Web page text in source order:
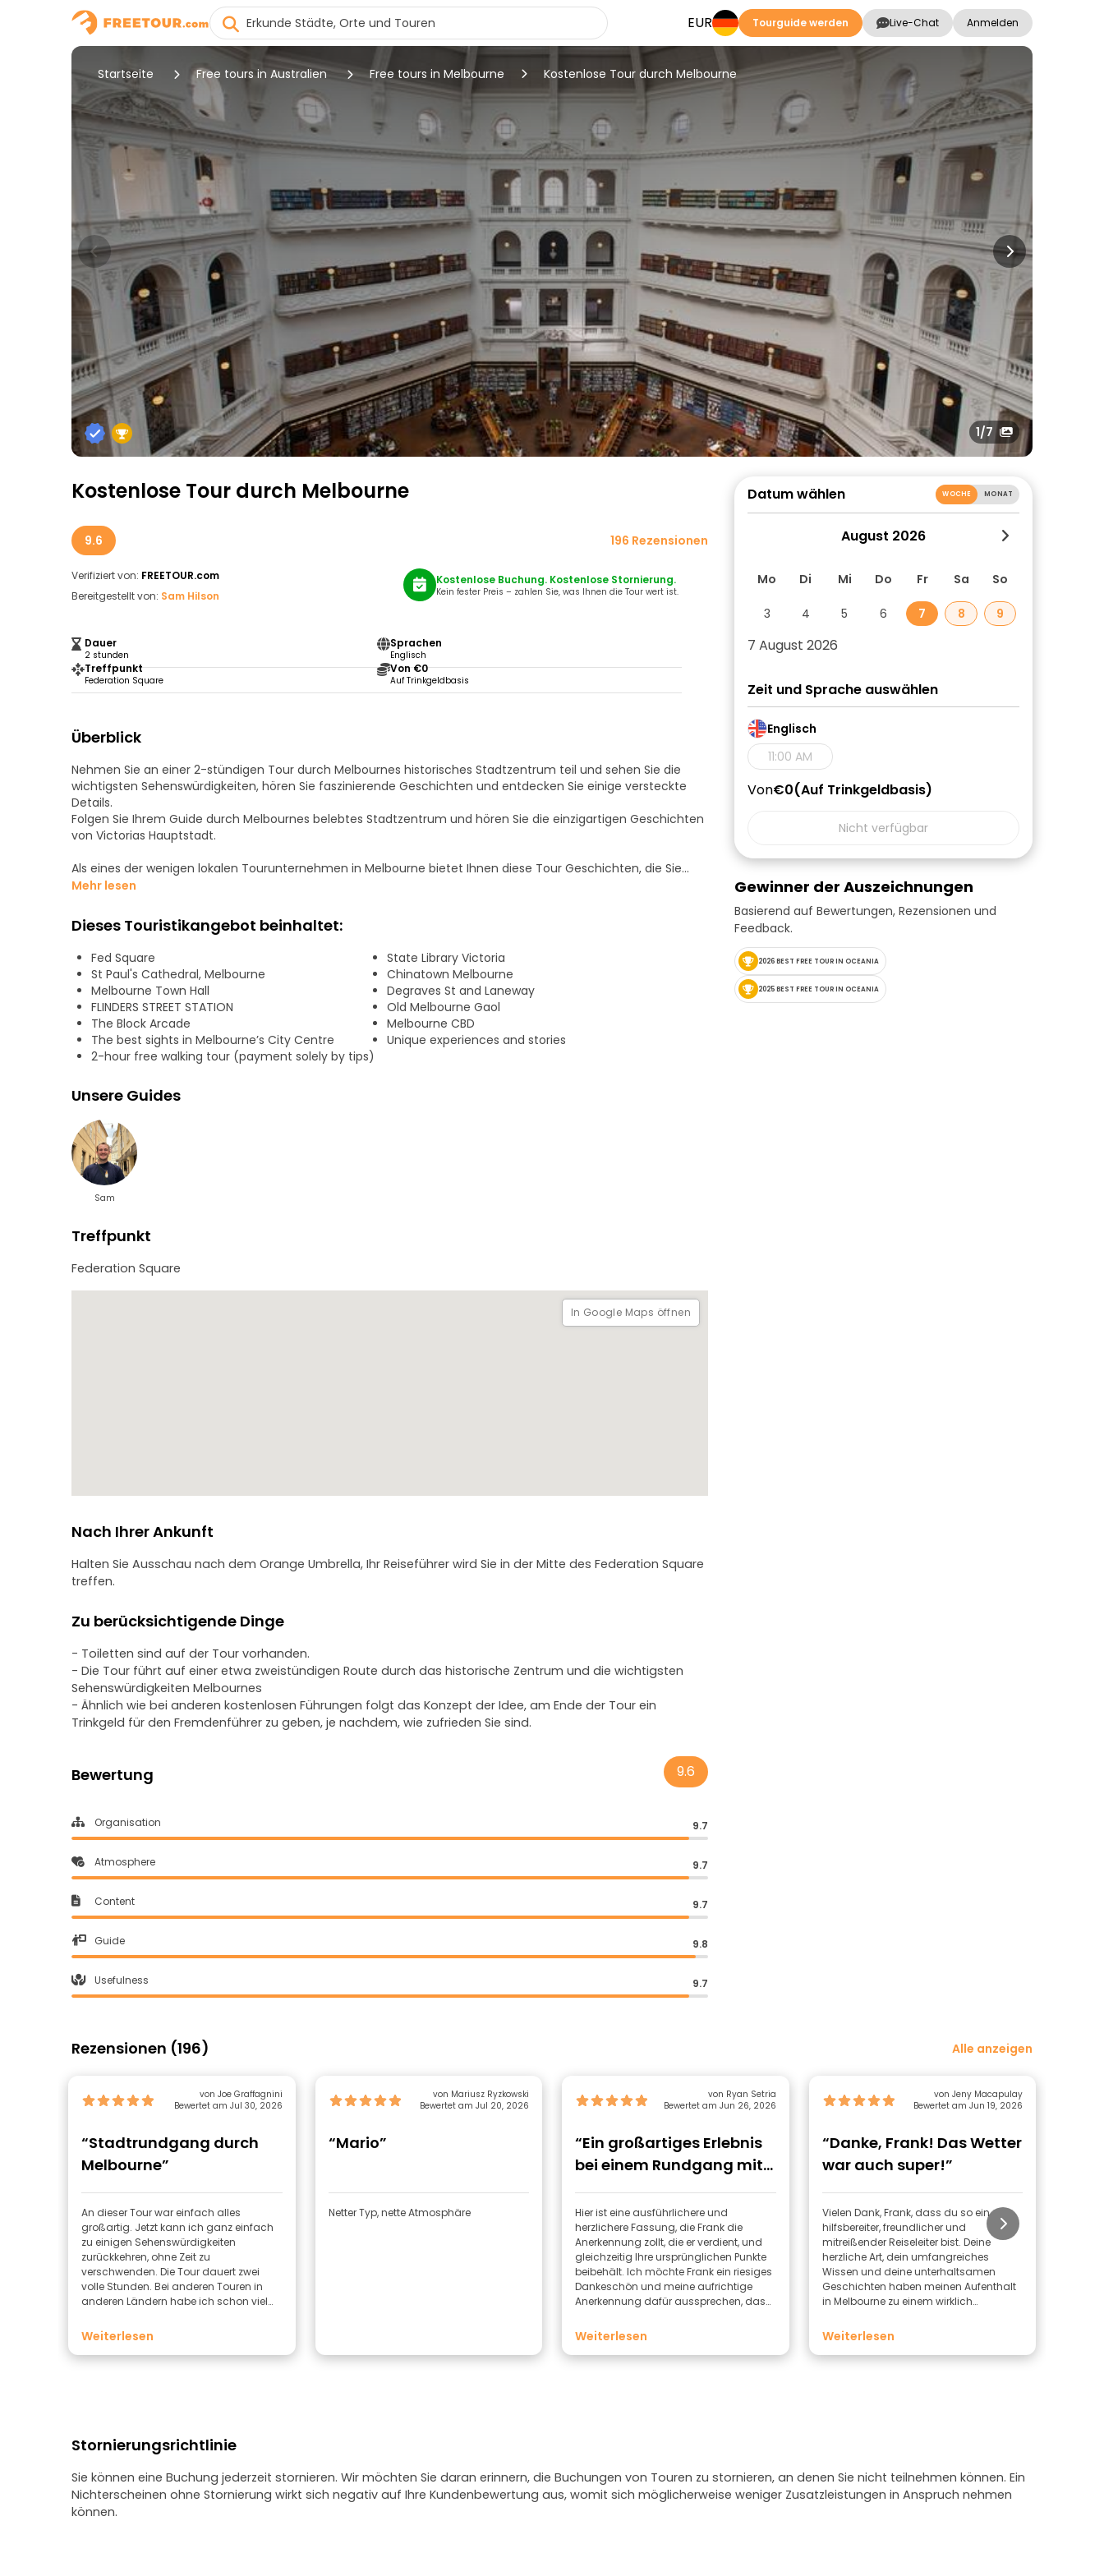
EUR Tourguide werden Live-Chat Anmelden
Startseite Free tours in Australien Free tours in Melbourne Kostenlose Tour durch Melbourne
1/7
Kostenlose Tour durch Melbourne
9.6 196 Rezensionen
Verifiziert von: FREETOUR.com
Bereitgestellt von: Sam Hilson
Dauer
2 stunden
Sprachen
Englisch
Treffpunkt
Federation Square
Von €0
Auf Trinkgeldbasis
Kostenlose Buchung. Kostenlose Stornierung.
Kein fester Preis – zahlen Sie, was Ihnen die Tour wert ist.
Überblick
Nehmen Sie an einer 2-stündigen Tour durch Melbournes historisches Stadtzentrum teil und sehen Sie die
wichtigsten Sehenswürdigkeiten, hören Sie faszinierende Geschichten und entdecken Sie einige versteckte
Details.
Folgen Sie Ihrem Guide durch Melbournes belebtes Stadtzentrum und hören Sie die einzigartigen Geschichten
von Victorias Hauptstadt.
Als eines der wenigen lokalen Tourunternehmen in Melbourne bietet Ihnen diese Tour Geschichten, die Sie
sonst nirgendwo hören können, und ein aufschlussreiches Erlebnis. Wir können Ihnen versprechen, dass Sie viel
Bitte beachten Sie: Die "Free Walking Tour" funktioniert nach einem Modell, bei dem Sie, je nach Ihrer
Zufriedenheit, unseren Führern am Ende der Tour ein Trinkgeld geben können. Dies ist oft die einzige
Einnahmequelle unserer Fremdenführer, die ansonsten nicht von der Stadt oder der Regierung bezahlt
werden.
Mehr lesen
Dieses Touristikangebot beinhaltet:
Fed Square
State Library Victoria
St Paul's Cathedral, Melbourne
Chinatown Melbourne
Melbourne Town Hall
Degraves St and Laneway
FLINDERS STREET STATION
Old Melbourne Gaol
The Block Arcade
Melbourne CBD
The best sights in Melbourne’s City Centre
Unique experiences and stories
2-hour free walking tour (payment solely by tips)
Unsere Guides
Sam
Treffpunkt
Federation Square
In Google Maps öffnen
Nach Ihrer Ankunft
Halten Sie Ausschau nach dem Orange Umbrella, Ihr Reiseführer wird Sie in der Mitte des Federation Square
treffen.
Zu berücksichtigende Dinge
- Toiletten sind auf der Tour vorhanden.
- Die Tour führt auf einer etwa zweistündigen Route durch das historische Zentrum und die wichtigsten
Sehenswürdigkeiten Melbournes
- Ähnlich wie bei anderen kostenlosen Führungen folgt das Konzept der Idee, am Ende der Tour ein
Trinkgeld für den Fremdenführer zu geben, je nachdem, wie zufrieden Sie sind.
Bewertung 9.6
Organisation 9.7
Atmosphere 9.7
Content 9.7
Guide 9.8
Usefulness 9.7
Rezensionen (196) Alle anzeigen
von Joe Graffagnini
Bewertet am Jul 30, 2026
“Stadtrundgang durch
Melbourne”
An dieser Tour war einfach alles
großartig. Jetzt kann ich ganz einfach
zu einigen Sehenswürdigkeiten
zurückkehren, ohne Zeit zu
verschwenden. Die Tour dauert zwei
volle Stunden. Bei anderen Touren in
anderen Ländern habe ich schon viel
Weiterlesen
von Mariusz Ryzkowski
Bewertet am Jul 20, 2026
“Mario”
Netter Typ, nette Atmosphäre
von Ryan Setria
Bewertet am Jun 26, 2026
“Ein großartiges Erlebnis
bei einem Rundgang mit
Frank”
Hier ist eine ausführlichere und
herzlichere Fassung, die Frank die
Anerkennung zollt, die er verdient, und
gleichzeitig Ihre ursprünglichen Punkte
beibehält. Ich möchte Frank ein riesiges
Dankeschön und meine aufrichtige
Anerkennung dafür aussprechen, dass
Stadtführung durch Melbourne geleitet
freundlich, zugänglich, einladend und
jede Menge Lacher sorgte. Trotzdem hat
er uns Melbourne und Australien mit
Weiterlesen
von Jeny Macapulay
Bewertet am Jun 19, 2026
“Danke, Frank! Das Wetter
war auch super!”
Vielen Dank, Frank, dass du so ein
hilfsbereiter, freundlicher und
mitreißender Reiseleiter bist. Deine
herzliche Art, dein umfangreiches
Wissen und deine unterhaltsamen
Geschichten haben meinen Aufenthalt
in Melbourne zu einem wirklich
schätze deine Begeisterung und die
dass alle eine wundervolle Zeit hatten.
Weiterlesen
Stornierungsrichtlinie
Sie können eine Buchung jederzeit stornieren. Wir möchten Sie daran erinnern, die Buchungen von Touren zu stornieren, an denen Sie nicht teilnehmen können. Ein
Nichterscheinen ohne Stornierung wirkt sich negativ auf Ihre Kundenbewertung aus, womit sich möglicherweise weniger Zusatzleistungen in Anspruch nehmen
können.
Datum wählen WOCHE MONAT
August 2026
Mo Di Mi Do Fr Sa So
3 4 5 6 7 8 9
7 August 2026
Zeit und Sprache auswählen
Englisch
11:00 AM
Von€0 Auf Trinkgeldbasis
Nicht verfügbar
Gewinner der Auszeichnungen
Basierend auf Bewertungen, Rezensionen und
Feedback.
2026 BEST FREE TOUR IN OCEANIA
2025 BEST FREE TOUR IN OCEANIA